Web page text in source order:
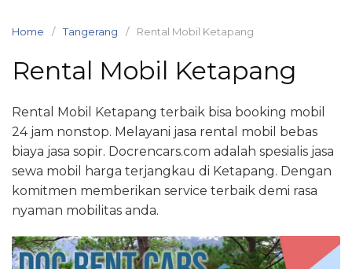
Home Tangerang Rental Mobil Ketapang
Rental Mobil Ketapang
Rental Mobil Ketapang terbaik bisa booking mobil
24 jam nonstop. Melayani jasa rental mobil bebas
biaya jasa sopir. Docrencars.com adalah spesialis jasa
sewa mobil harga terjangkau di Ketapang. Dengan
komitmen memberikan service terbaik demi rasa
nyaman mobilitas anda.